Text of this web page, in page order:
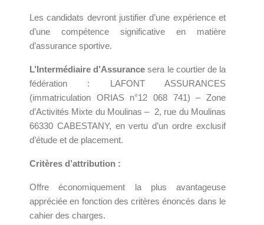
Les candidats devront justifier d’une expérience et
d’une compétence significative en matière
d’assurance sportive.
L’Intermédiaire d’Assurance sera le courtier de la
fédération : LAFONT ASSURANCES
(immatriculation ORIAS n°12 068 741) – Zone
d’Activités Mixte du Moulinas – 2, rue du Moulinas
66330 CABESTANY, en vertu d’un ordre exclusif
d’étude et de placement.
Critères d’attribution :
Offre économiquement la plus avantageuse
appréciée en fonction des critères énoncés dans le
cahier des charges.